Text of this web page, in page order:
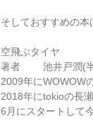
そしておすすめの本
空飛ぶタイヤ
著者        池井戸潤(
2009年にWOWOW
2018年にtokioの長
6月にスタートして